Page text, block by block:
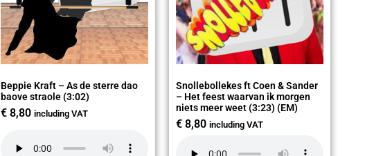
Beppie Kraft – As de sterre dao
baove straole (3:02)
€ 8,80 including VAT
Snollebollekes ft Coen & Sander
– Het feest waarvan ik morgen
niets meer weet (3:23) (EM)
€ 8,80 including VAT